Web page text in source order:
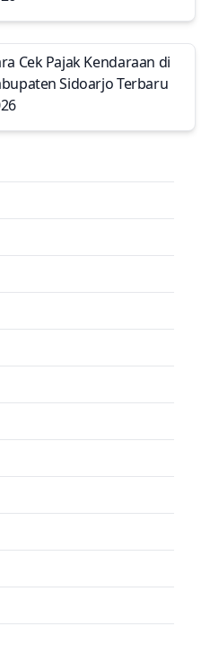
Cek Pajak Kendaraan di
Sidoarjo Terbaru